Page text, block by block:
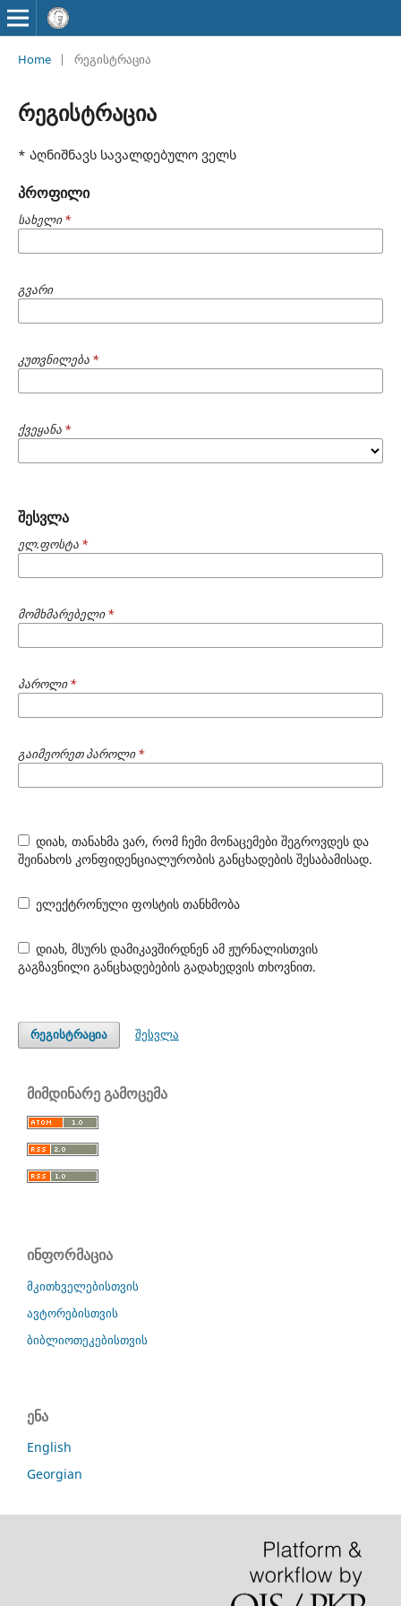
Home | რეგისტრაცია
რეგისტრაცია
* Აღნიშნავს სავალდებულო ველს
პროფილი
სახელი*
გვარი
კუთვნილება *
ქვეყანა *
შესვლა
ელ.ფოსტა *
მომხმარებელი*
პაროლი*
გაიმეორეთ პაროლი*
დიახ, თანახმა ვარ, რომ ჩემი მონაცემები შეგროვდეს და
შეინახოს კონფიდენციალურობის განცხადების შესაბამისად.
ელექტრონული ფოსტის თანხმობა
დიახ, მსურს დამიკავშირდნენ ამ ჟურნალისთვის
გაგზავნილი განცხადებების გადახედვის თხოვნით.
რეგისტრაცია შესვლა
მიმდინარე გამოცემა
ინფორმაცია
მკითხველებისთვის
ავტორებისთვის
ბიბლიოთეკებისთვის
ენა
English
Georgian